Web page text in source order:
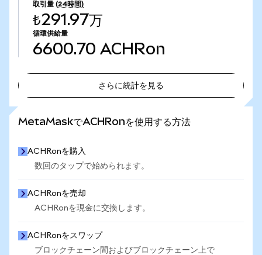
取引量 (24時間)
₺291.97万
循環供給量
6600.70 ACHRon
さらに統計を見る
MetaMaskでACHRonを使用する方法
ACHRonを購入
数回のタップで始められます。
ACHRonを売却
ACHRonを現金に交換します。
ACHRonをスワップ
ブロックチェーン間およびブロックチェーン上で